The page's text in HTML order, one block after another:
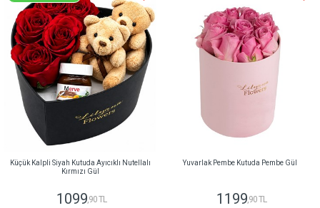
Küçük Kalpli Siyah Kutuda Ayıcıklı Nutellalı
Kırmızı Gül
1099 ,90 TL
Yuvarlak Pembe Kutuda Pembe Gül
1199 ,90 TL